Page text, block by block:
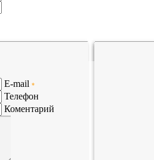
E-mail *
Телефон
Коментарий